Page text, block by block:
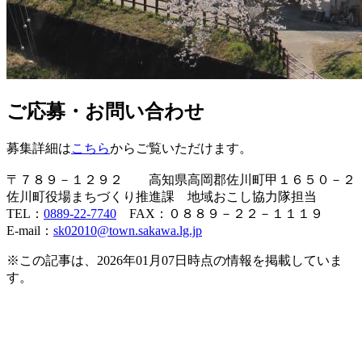
ご応募・お問い合わせ
募集詳細はこちらからご覧いただけます。
〒７８９－１２９２ 高知県高岡郡佐川町甲１６５０－２
佐川町役場まちづくり推進課 地域おこし協力隊担当
TEL： 0889-22-7740 FAX：０８８９－２２－１１１９
E-mail： sk02010@town.sakawa.lg.jp
※この記事は、2026年01月07日時点の情報を掲載していま
す。